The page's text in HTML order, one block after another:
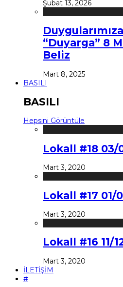
Şubat 13, 2026
“Duyarga” 8
Beliz
Mart 8, 2025
BASILI
BASILI
Hepsini Görüntüle
Lokall #18 03/
Mart 3, 2020
Lokall #17 01/
Mart 3, 2020
Lokall #16 11/
Mart 3, 2020
İLETİŞİM
#